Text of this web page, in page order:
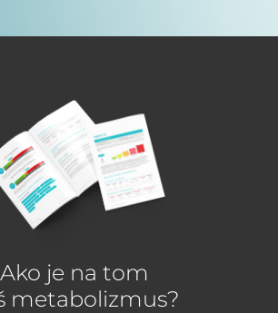
Ako je na tom
metabolizmus?